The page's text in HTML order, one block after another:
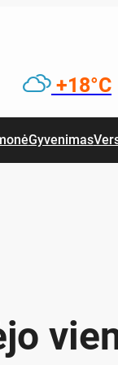
+18°C
Gyvenimas